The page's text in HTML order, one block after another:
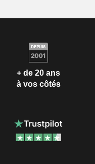
+ de 20 ans
à vos côtés